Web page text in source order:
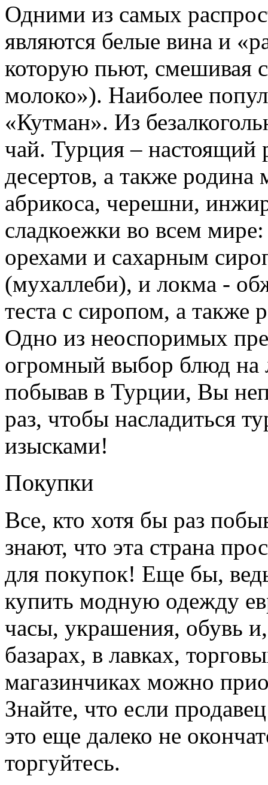
Одними из самых
являются белые вина и
которую пьют, смешивая
молоко»). Наиболее
«Кутман». Из
чай. Турция – настоящий
десертов, а также
абрикоса, черешни,
сладкоежки во всем
орехами и сахарным
(мухаллеби), и локма -
теста с сиропом, а также
Одно из неоспоримых
огромный выбор блюд на
побывав в Турции, Вы
раз, чтобы насладиться
изысками!
Покупки
Все, кто хотя бы раз
знают, что эта страна
для покупок! Еще бы,
купить модную одежду
часы, украшения, обувь
базарах, в лавках,
магазинчиках можно
Знайте, что если
это еще далеко не
торгуйтесь.